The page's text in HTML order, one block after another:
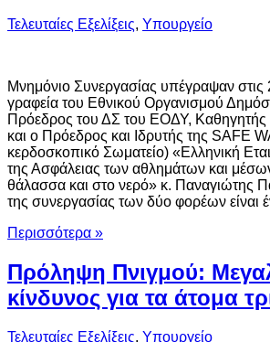
Τελευταίες Εξελίξεις, Υπουργείο
Μνημόνιο Συνεργασίας υπέγραψαν στις
γραφεία του Εθνικού Οργανισμού
Πρόεδρος του ΔΣ του ΕΟΔΥ, Καθηγητής
και ο Πρόεδρος και Ιδρυτής της SAFE
κερδοσκοπικό Σωματείο) «Ελληνική
της Ασφάλειας των αθλημάτων και
θάλασσα και στο νερό» κ. Παναγιώτης
της συνεργασίας των δύο φορέων είναι
Περισσότερα »
Πρόληψη Πνιγμού:
κίνδυνος για τα άτομα
Τελευταίες Εξελίξεις, Υπουργείο